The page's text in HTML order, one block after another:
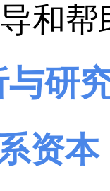
和帮
与研
资本